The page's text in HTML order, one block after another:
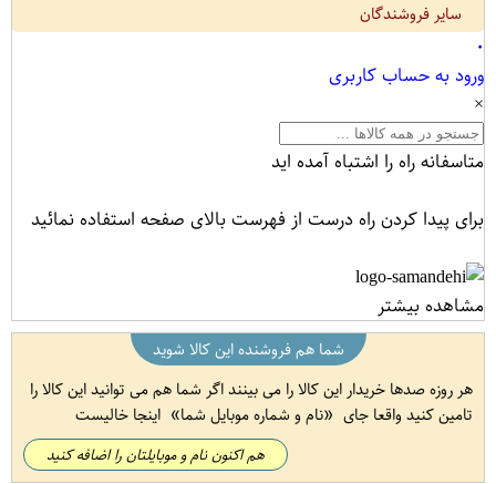
سایر فروشندگان
۰
ورود به حساب کاربری
×
متاسفانه راه را اشتباه آمده اید
برای پیدا کردن راه درست از فهرست بالای صفحه استفاده نمائید
مشاهده بیشتر
شما هم فروشنده این کالا شوید
هر روزه صدها خریدار این کالا را می بینند اگر شما هم می توانید این کالا را
تامین کنید واقعا جای
نام و شماره موبایل شما اینجا خالیست
هم اکنون نام و موبایلتان را اضافه کنید